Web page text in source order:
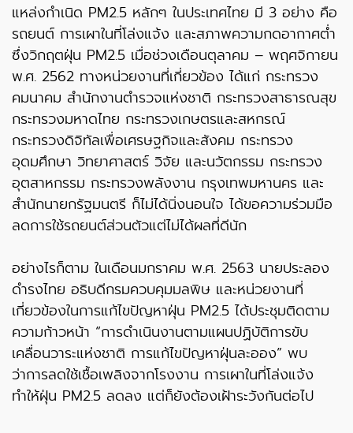
แหล่งกำเนิด PM2.5 หลักๆ ในประเทศไทย มี 3 อย่าง คือ
รถยนต์ การเผาในที่โล่งแจ้ง และสภาพความกดอากาศต่ำ
ซึ่งวิกฤตฝุ่น PM2.5 เมื่อช่วงเดือนตุลาคม – พฤศจิกายน
พ.ศ. 2562 ทางหน่วยงานที่เกี่ยวข้อง ได้แก่ กระทรวง
คมนาคม สำนักงานตำรวจแห่งชาติ กระทรวงสาธารณสุข
กระทรวงมหาดไทย กระทรวงเกษตรและสหกรณ์
กระทรวงดิจิทัลเพื่อเศรษฐกิจและสังคม กระทรวง
อุดมศึกษา วิทยาศาสตร์ วิจัย และนวัตกรรม กระทรวง
อุตสาหกรรม กระทรวงพลังงาน กรุงเทพมหานคร และ
สำนักนายกรัฐมนตรี ก็ไม่ได้นิ่งนอนใจ ได้ขอความร่วมมือ
ลดการใช้รถยนต์ส่วนตัวแต่ไม่ได้ผลที่ดีนัก
อย่างไรก็ตาม ในเดือนมกราคม พ.ศ. 2563 นายประลอง
ดำรงไทย อธิบดีกรมควบคุมมลพิษ และหน่วยงานที่
เกี่ยวข้องในการแก้ไขปัญหาฝุ่น PM2.5 ได้ประชุมติดตาม
ความก้าวหน้า “การดำเนินงานตามแผนปฏิบัติการขับ
เคลื่อนวาระแห่งชาติ การแก้ไขปัญหาฝุ่นละออง” พบ
ว่าการลดใช้เชื้อเพลิงจากโรงงาน การเผาในที่โล่งแจ้ง
ทำให้ฝุ่น PM2.5 ลดลง แต่ก็ยังต้องเฝ้าระวังกันต่อไป